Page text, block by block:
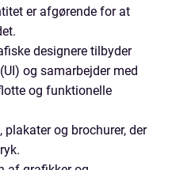
er afgørende for at
designere tilbyder
og samarbejder med
og funktionelle
plakater og brochurer, der